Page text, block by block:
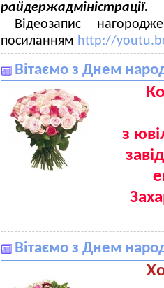
райдержадміністрації.
Відеозапис
посиланням http://
Вітаємо з Днем
з
Захарову
Вітаємо з Днем